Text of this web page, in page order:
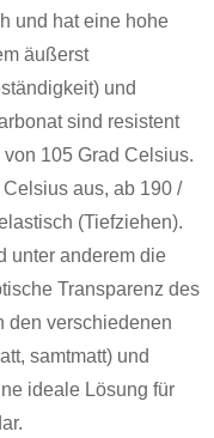
und hat eine hohe
äußerst
und
sind resistent
105 Grad Celsius.
aus, ab 190 /
(Tiefziehen).
unter anderem die
Transparenz des
den verschiedenen
samtmatt) und
ideale Lösung für